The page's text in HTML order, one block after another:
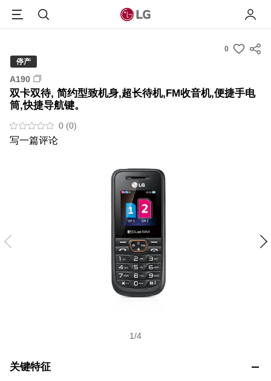
搜索 我的
0
s
m
停产
A190
双卡双待, 简约型致机身,超长待机,FM收音机,便捷手电
筒,快捷导航键。
0 (0)
写一篇评论
1/4
关键特征